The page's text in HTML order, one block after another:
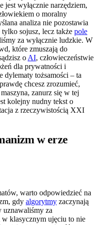
jest wyłącznie narzędziem,
o moralny
analiza nie pozostawia
sojusz, lecz także pole
za wyłącznie ludzkie. W
które zmuszają do
o AI, człowieczeństwie
dla prywatności i
tożsamości – ta
chcesz zrozumieć,
zanurz się w tej
kolejny nudny tekst o
z rzeczywistością XXI
w erze
warto odpowiedzieć na
gdy algorytmy zaczynają
uznawaliśmy za
klasycznym ujęciu to nie